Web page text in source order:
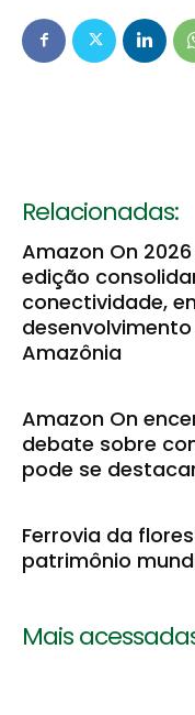
Relacionadas:
Amazon On
edição
conectividade,
Amazônia
Amazon On
debate sobre
pode se
Ferrovia da
patrimônio
Mais